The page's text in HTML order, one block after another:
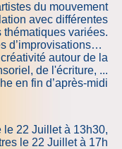
du mouvement
avec différentes
variées.
d’improvisations…
autour de la
de l'écriture, ...
en fin d’après-midi
22 Juillet à 13h30,
le 22 Juillet à 17h